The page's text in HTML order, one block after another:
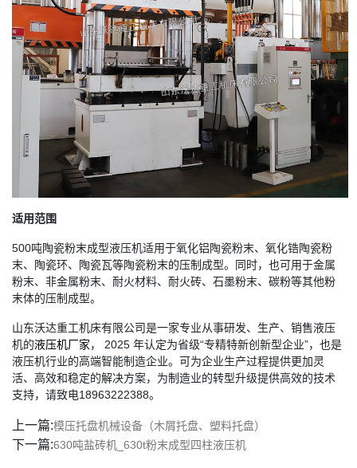
适用范围
500吨陶瓷粉末成型液压机适用于氧化铝陶瓷粉末、氧化锆陶瓷粉
末、陶瓷环、陶瓷瓦等陶瓷粉末的压制成型。同时，也可用于金属
粉末、非金属粉末、耐火材料、耐火砖、石墨粉末、碳粉等其他粉
末体的压制成型。
山东沃达重工机床有限公司是一家专业从事研发、生产、销售液压
机的液压机厂家， 2025 年认定为省级“专精特新创新型企业”，也是
液压机行业的高端智能制造企业。可为企业生产过程提供更加灵
活、高效和稳定的解决方案，为制造业的转型升级提供高效的技术
支持，请致电18963222388。
上一篇:模压托盘机械设备（木屑托盘、塑料托盘）
下一篇:630吨盐砖机_630t粉末成型四柱液压机